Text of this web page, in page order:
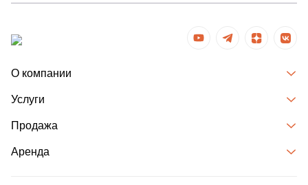
О компании
Услуги
Продажа
Аренда